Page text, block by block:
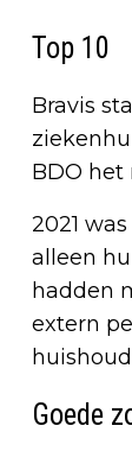
Top 10
Bravis
BDO het
2021
alleen
hadden
extern
Goede